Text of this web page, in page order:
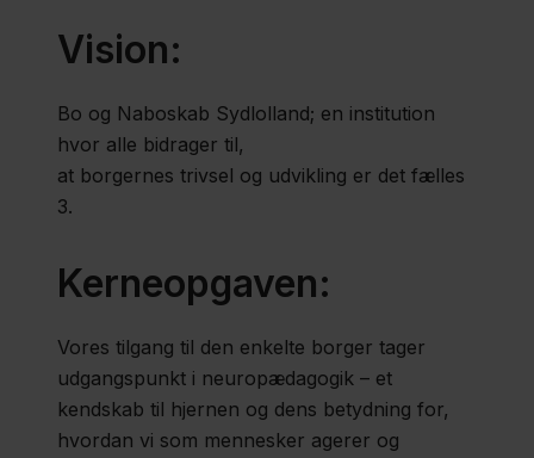
Vision:
Bo og Naboskab Sydlolland; en institution
hvor alle bidrager til,
at borgernes trivsel og udvikling er det fælles
3.
Kerneopgaven:
Vores tilgang til den enkelte borger tager
udgangspunkt i neuropædagogik – et
kendskab til hjernen og dens betydning for,
hvordan vi som mennesker agerer og